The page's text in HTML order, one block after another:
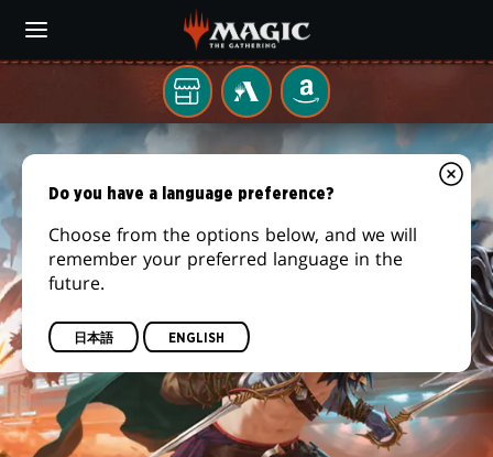
main
お
近
く
ゲ
ー
ム
て
MTG
ARENA
AMAZON
『サ
ン
ダ
ー・
ジ
ャ
ン
Do you have a language preference?
Choose from the options below, and we will
remember your preferred language in the
future.
日本語 ENGLISH